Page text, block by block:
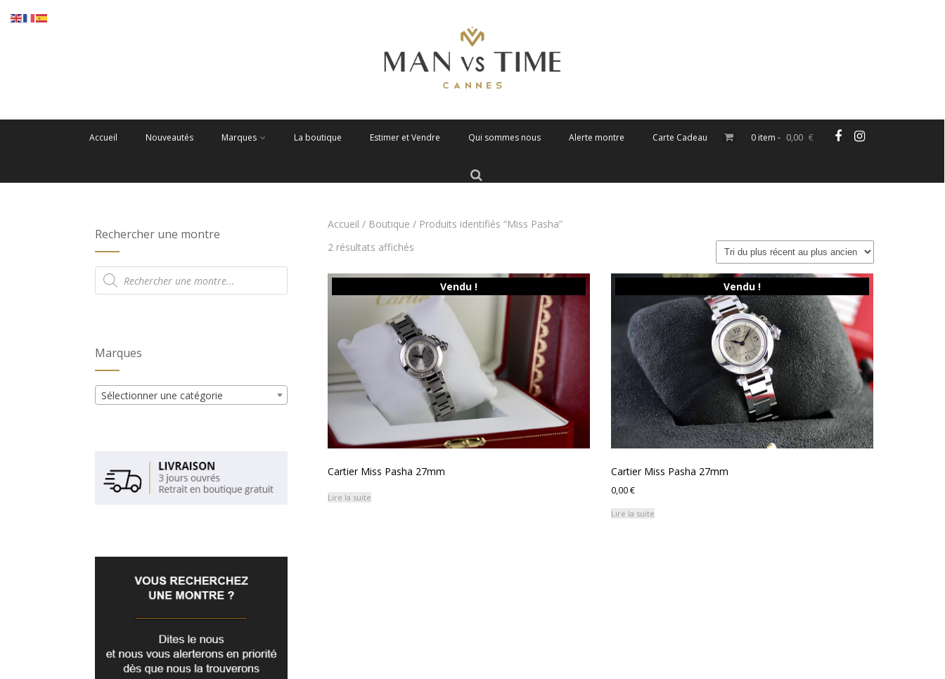
Accueil Nouveautés Marques La boutique Estimer et Vendre Qui sommes nous Alerte montre Carte Cadeau 0 item - 0,00 €
Accueil / Boutique / Produits identifiés “Miss Pasha”
2 résultats affichés
plus
récent
au
ancien
Vendu !
Cartier Miss Pasha 27mm
Lire la suite
Vendu !
Cartier Miss Pasha 27mm
0,00€
Lire la suite
Rechercher une montre
Recherche
de
produits
Marques
Sélectionner une catégorie